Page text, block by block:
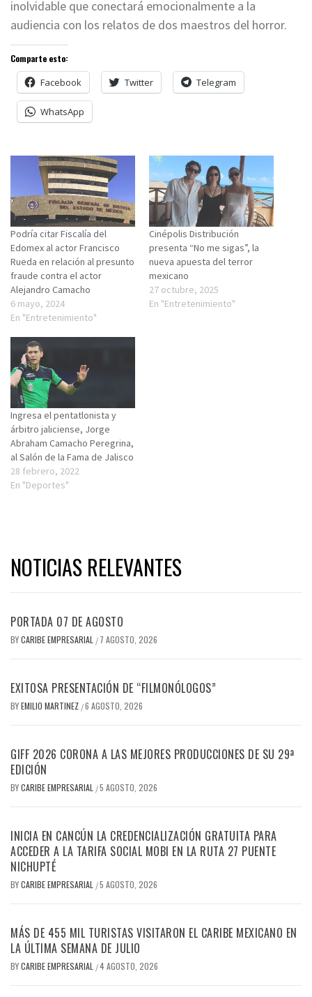
inolvidable que conectará emocionalmente a la
audiencia con los relatos de dos maestros del horror.
Comparte esto:
Facebook Twitter Telegram
WhatsApp
Podría citar Fiscalía del
Edomex al actor Francisco
Rueda en relación al presunto
fraude contra el actor
Alejandro Camacho
6 mayo, 2024
En "Entretenimiento"
Cinépolis Distribución
presenta “No me sigas”, la
nueva apuesta del terror
mexicano
27 octubre, 2025
En "Entretenimiento"
Ingresa el pentatlonista y
árbitro jaliciense, Jorge
Abraham Camacho Peregrina,
al Salón de la Fama de Jalisco
28 febrero, 2022
En "Deportes"
NOTICIAS RELEVANTES
PORTADA 07 DE AGOSTO
BYCARIBE EMPRESARIAL / 7 AGOSTO, 2026
EXITOSA PRESENTACIÓN DE “FILMONÓLOGOS”
BYEMILIO MARTINEZ /6 AGOSTO, 2026
GIFF 2026 CORONA A LAS MEJORES PRODUCCIONES DE SU 29ª
EDICIÓN
BYCARIBE EMPRESARIAL /5 AGOSTO, 2026
INICIA EN CANCÚN LA CREDENCIALIZACIÓN GRATUITA PARA
ACCEDER A LA TARIFA SOCIAL MOBI EN LA RUTA 27 PUENTE
NICHUPTÉ
BYCARIBE EMPRESARIAL /5 AGOSTO, 2026
MÁS DE 455 MIL TURISTAS VISITARON EL CARIBE MEXICANO EN
LA ÚLTIMA SEMANA DE JULIO
BYCARIBE EMPRESARIAL /4 AGOSTO, 2026